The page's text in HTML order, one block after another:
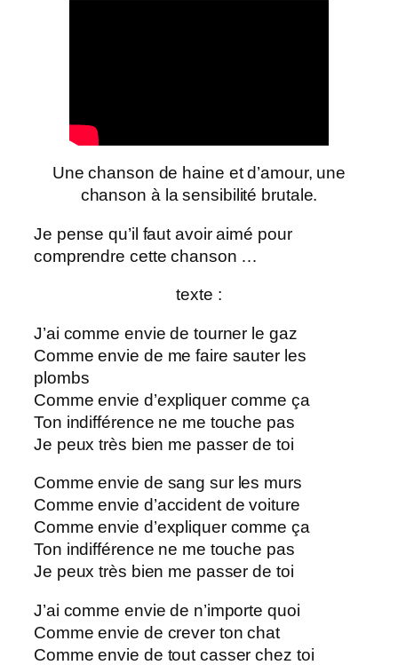
Une chanson de haine et d’amour, une
chanson à la sensibilité brutale.
Je pense qu’il faut avoir aimé pour
comprendre cette chanson …
texte :
J’ai comme envie de tourner le gaz
Comme envie de me faire sauter les
plombs
Comme envie d’expliquer comme ça
Ton indifférence ne me touche pas
Je peux très bien me passer de toi
Comme envie de sang sur les murs
Comme envie d’accident de voiture
Comme envie d’expliquer comme ça
Ton indifférence ne me touche pas
Je peux très bien me passer de toi
J’ai comme envie de n’importe quoi
Comme envie de crever ton chat
Comme envie de tout casser chez toi